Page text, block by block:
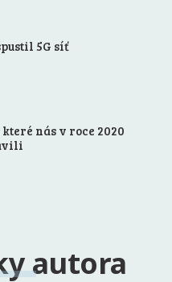
5G síť
nás v roce 2020
autora